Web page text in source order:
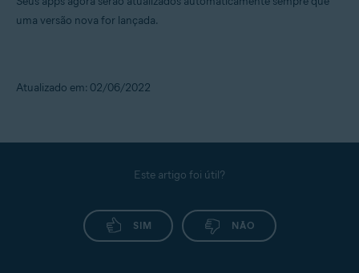
uma versão nova for lançada.
Atualizado em: 02/06/2022
Este artigo foi útil?
SIM NÃO